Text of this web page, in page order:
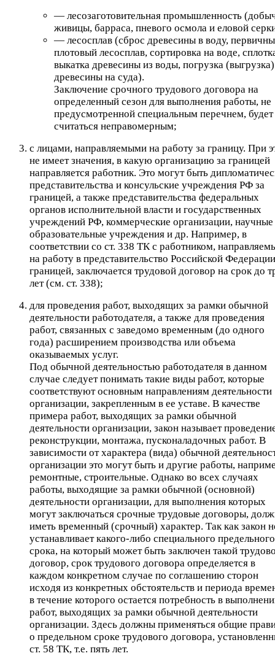
— лесозаготовительная промышленность
живицы, барраса, пневого осмола и еловой
— лесосплав (сброс древесины в воду,
плотовый лесосплав, сортировка на воде,
выкатка древесины из воды, погрузка (выгрузка)
древесины на суда).
Заключение срочного трудового договора на
определенный сезон для выполнения работы, не
предусмотренной специальным перечнем, будет
считаться неправомерным;
с лицами, направляемыми на работу за границу. При
не имеет значения, в какую организацию за границей
направляется работник. Это могут быть
представительства и консульские учреждения РФ за
границей, а также представительства федеральных
органов исполнительной власти и государственных
учреждений РФ, коммерческие организации, научные
образовательные учреждения и др. Например, в
соответствии со ст. 338 ТК с работником,
на работу в представительство Российской
границей, заключается трудовой договор на срок до
лет (см. ст. 338);
для проведения работ, выходящих за рамки обычной
деятельности работодателя, а также для проведения
работ, связанных с заведомо временным (до одного
года) расширением производства или объема
оказываемых услуг.
Под обычной деятельностью работодателя в данном
случае следует понимать такие виды работ, которые
соответствуют основным направлениям деятельности
организации, закрепленным в ее уставе. В качестве
примера работ, выходящих за рамки обычной
деятельности организации, закон называет
реконструкции, монтажа, пусконаладочных работ. В
зависимости от характера (вида) обычной
организации это могут быть и другие работы,
ремонтные, строительные. Однако во всех случаях
работы, выходящие за рамки обычной (основной)
деятельности организации, для выполнения которых
могут заключаться срочные трудовые договоры,
иметь временный (срочный) характер. Так как закон
устанавливает какого-либо специального предельного
срока, на который может быть заключен такой
договор, срок трудового договора определяется в
каждом конкретном случае по соглашению сторон
исходя из конкретных обстоятельств и периода
в течение которого остается потребность в
работ, выходящих за рамки обычной деятельности
организации. Здесь должны применяться общие
о предельном сроке трудового договора,
ст. 58 ТК, т.е. пять лет.